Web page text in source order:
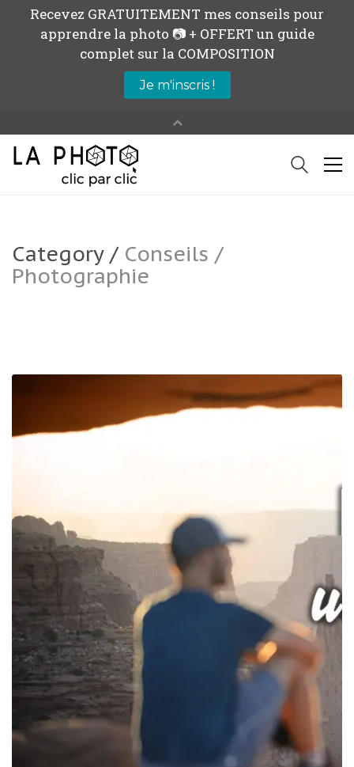
Category / Conseils /
Photographie